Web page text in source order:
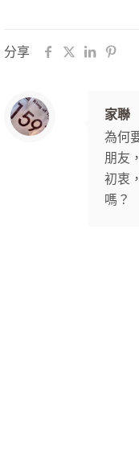
分享
家聯
為何
朋友
初衷
嗎？